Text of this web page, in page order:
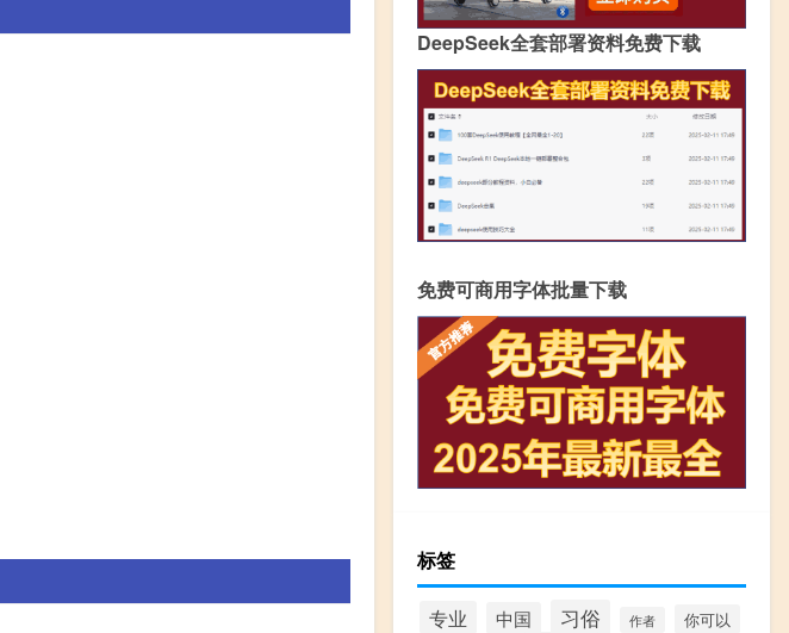
DeepSeek全套部署资料免费下载
免费可商用字体批量下载
标签
专业 中国 习俗 作者 你可以